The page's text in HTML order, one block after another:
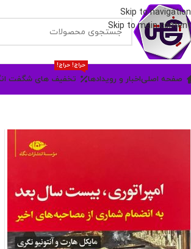
Skip to navigation
Skip to main content
صفحه اصلیاخبار و رویدادها تخفیف های شگفت
حراج! حراج!